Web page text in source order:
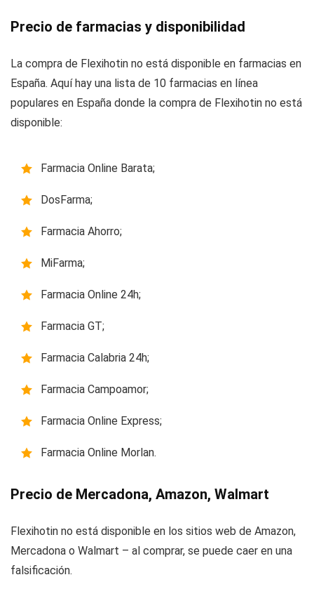
Precio de farmacias y disponibilidad
La compra de Flexihotin no está disponible en farmacias en
España. Aquí hay una lista de 10 farmacias en línea
populares en España donde la compra de Flexihotin no está
disponible:
Farmacia Online Barata;
DosFarma;
Farmacia Ahorro;
MiFarma;
Farmacia Online 24h;
Farmacia GT;
Farmacia Calabria 24h;
Farmacia Campoamor;
Farmacia Online Express;
Farmacia Online Morlan.
Precio de Mercadona, Amazon, Walmart
Flexihotin no está disponible en los sitios web de Amazon,
Mercadona o Walmart – al comprar, se puede caer en una
falsificación.